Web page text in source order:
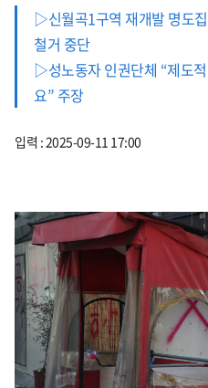
▷신월곡1구역 재개발 명도
철거 중단
▷성노동자 인권단체 “제도
요” 주장
입력 : 2025-09-11 17:00